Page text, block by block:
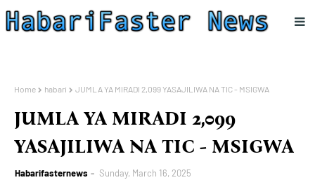
Home habari JUMLA YA MIRADI 2,099 YASAJILIWA NA TIC - MSIGWA
JUMLA YA MIRADI 2,099
YASAJILIWA NA TIC - MSIGWA
Habarifasternews Sunday, March 16, 2025